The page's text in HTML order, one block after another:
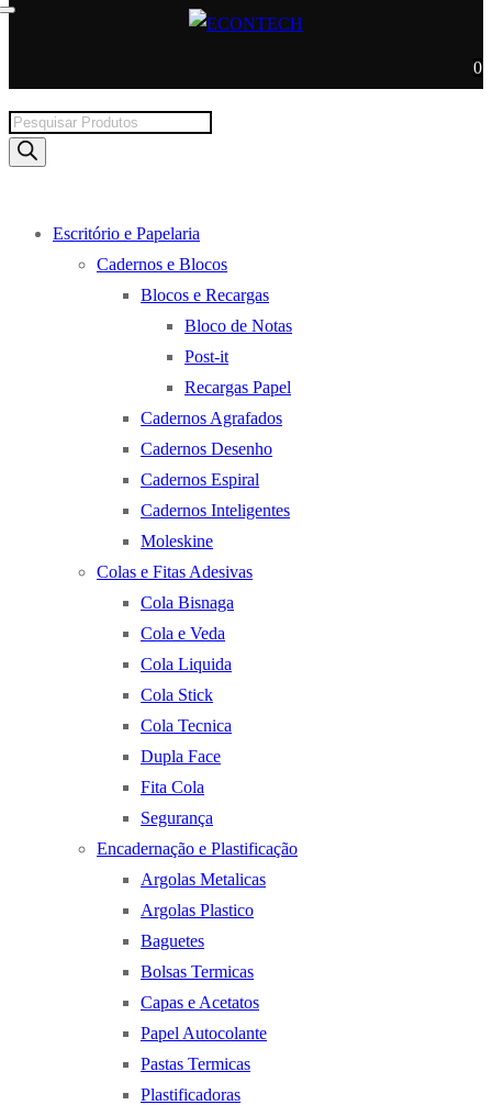
0
Products
search
Escritório e Papelaria
Cadernos e Blocos
Blocos e Recargas
Bloco de Notas
Post-it
Recargas Papel
Cadernos Agrafados
Cadernos Desenho
Cadernos Espiral
Cadernos Inteligentes
Moleskine
Colas e Fitas Adesivas
Cola Bisnaga
Cola e Veda
Cola Liquida
Cola Stick
Cola Tecnica
Dupla Face
Fita Cola
Segurança
Encadernação e Plastificação
Argolas Metalicas
Argolas Plastico
Baguetes
Bolsas Termicas
Capas e Acetatos
Papel Autocolante
Pastas Termicas
Plastificadoras